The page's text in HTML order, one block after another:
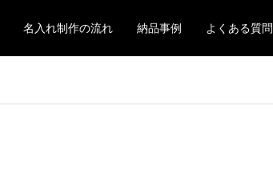
名入れ制作の流れ 納品事例 よくある質問